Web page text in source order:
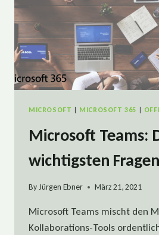
MICROSOFT | MICROSOFT 365 |
Microsoft Teams:
wichtigsten Fragen
ByJürgen Ebner März 21, 2021
Microsoft Teams mischt den
Kollaborations-Tools